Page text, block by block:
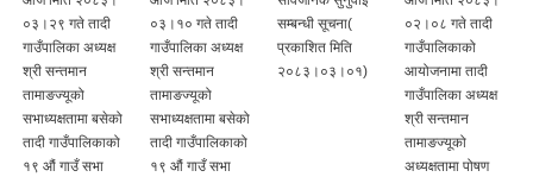
०३।२९ गते तादी
गाउँपालिका अध्यक्ष
श्री सन्तमान
तामाङज्यूको
सभाध्यक्षतामा बसेको
तादी गाउँपालिकाको
१९ औं गाउँ सभा
०३।१० गते तादी
गाउँपालिका अध्यक्ष
श्री सन्तमान
तामाङज्यूको
सभाध्यक्षतामा बसेको
तादी गाउँपालिकाको
१९ औं गाउँ सभा
सम्बन्धी सूचना(
प्रकाशित मिति
२०८३।०३।०१)
०२।०८ गते तादी
गाउँपालिकाको
आयोजनामा तादी
गाउँपालिका अध्यक्ष
श्री सन्तमान
तामाङज्यूको
अध्यक्षतामा पोषण